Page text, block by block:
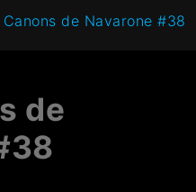
Canons de Navarone #38
de